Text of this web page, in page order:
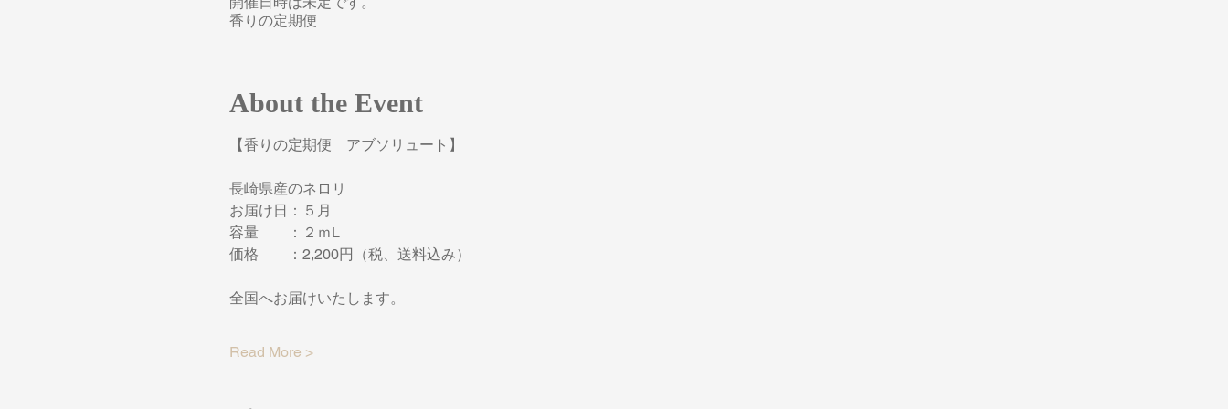
香りの定期便
About the Event
【香りの定期便　アブソリュート】
長崎県産のネロリ
お届け日：５月
容量　　：２ｍL
価格　　：2,200円（税、送料込み）
全国へお届けいたします。
Read More >